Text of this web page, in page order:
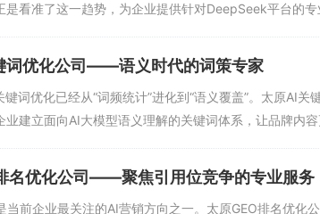
是看准了这一趋势，为企业提供针对DeepSeek平台的专
制展开。他们首先会帮助企业优化技术SEO基础，确保官
词优化公司——语义时代的词策专家
键词优化已经从“词频统计”进化到“语义覆盖”。太原AI关
业建立面向AI大模型语义理解的关键词体系，让品牌内
是聚焦于用户自然语言的提问方式，构建“问题-答案”对
景，从认知、了解
名优化公司——聚焦引用位竞争的专业服务
当前企业最关注的AI营销方向之一。太原GEO排名优化